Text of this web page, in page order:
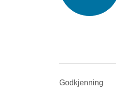
Godkjenning